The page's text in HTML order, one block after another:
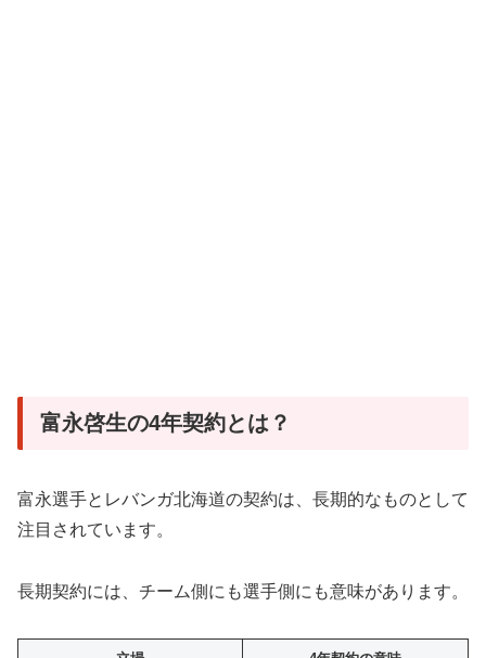
富永啓生の4年契約とは？
富永選手とレバンガ北海道の契約は、長期的なものとして
注目されています。
長期契約には、チーム側にも選手側にも意味があります。